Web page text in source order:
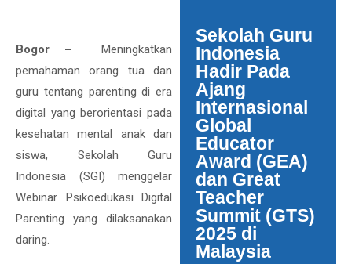
Bogor – Meningkatkan
pemahaman orang tua dan
guru tentang parenting di era
digital yang berorientasi pada
kesehatan mental anak dan
siswa, Sekolah Guru
Indonesia (SGI) menggelar
Webinar Psikoedukasi Digital
Parenting yang dilaksanakan
daring.
Sekolah Guru
Indonesia
Hadir Pada
Ajang
Internasional
Global
Educator
Award (GEA)
dan Great
Teacher
Summit (GTS)
2025 di
Malaysia